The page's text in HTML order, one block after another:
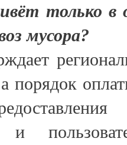
только в
мусора?
а порядок
и